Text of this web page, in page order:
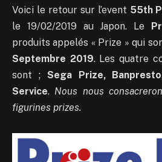
Voici le retour sur l’event 55th
le 19/02/2019 au Japon. Le
produits appelés « Prize » qui
Septembre 2019. Les quatre
sont ; Sega Prize,
Service. Nous nous
figurines prizes.